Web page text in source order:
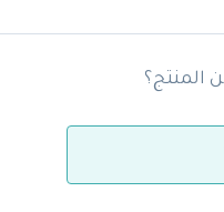
المنتج؟